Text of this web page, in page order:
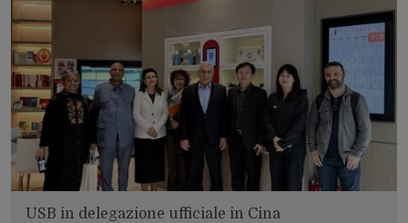
USB in delegazione ufficiale in Cina